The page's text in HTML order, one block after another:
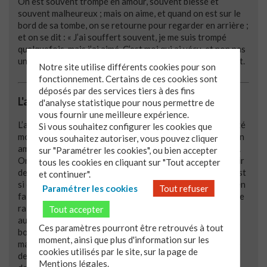
souvent malheureux ; mais on aime, et quand on est sur le
bord de sa tombe, on se retourne pour regarder en arrière ;
et on se dit : « J’ai souffert souvent, je me suis trompé
quelquefois, mais j’ai aimé. C’est moi qui ai vécu, et non pas
un être factice créé par mon orgueil et mon ennui. » Il sort.
L'amour maternel
L’amour maternel est peut-être le sentiment que la société
moderne a le plus « sacralisé » en ce sens qu’on en a fait un
amour « parfait », « inconditionnel », de l’ordre du « divin ».
On a parlé « d’instinct maternel », de la force et du pouvoir
de cet amour. Ce que ressent une mère pour son enfant est
si complexe et mystérieux qu’il est sans doute difficile d’en
faire « un amour comme les autres ». C’est aussi pour cette
raison qu’à la sortie du roman d’Hervé Bazin, largement
autobiographique, les lecteurs ont été choqués,
bouleversés par son récit. Ce livre retrace l’enfance
malheureuse de trois frères abandonnés à la méchanceté
de leur mère. Ils la surnomment « Folcoche » (association
Notre site utilise différents cookies pour son
fonctionnement. Certains de ces cookies sont
déposés par des services tiers à des fins
d'analyse statistique pour nous permettre de
vous fournir une meilleure expérience.
Si vous souhaitez configurer les cookies que
vous souhaitez autoriser, vous pouvez cliquer
sur "Paramétrer les cookies", ou bien accepter
tous les cookies en cliquant sur "Tout accepter
et continuer".
Paramétrer les cookies
Tout refuser
Tout accepter
Ces paramètres pourront être retrouvés à tout
moment, ainsi que plus d'information sur les
cookies utilisés par le site, sur la page de
Mentions légales.